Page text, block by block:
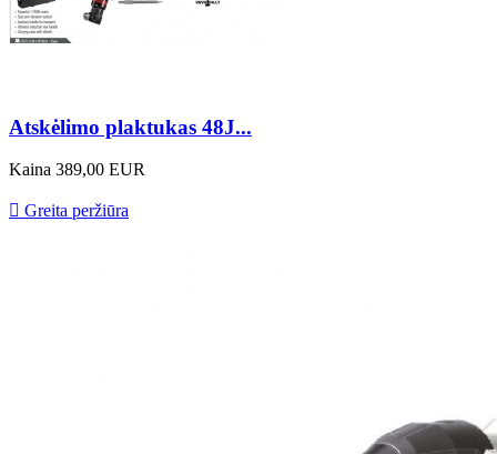
Atskėlimo plaktukas 48J...
Kaina 389,00 EUR
 Greita peržiūra